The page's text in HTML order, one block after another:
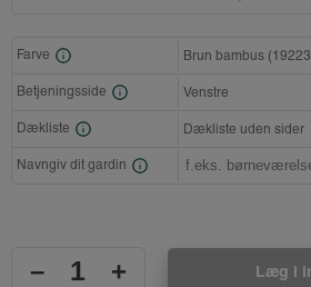
Farve Brun bambus
Betjeningsside Venstre
Dækliste Dækliste uden sider
Navngiv dit gardin
– + Læg i